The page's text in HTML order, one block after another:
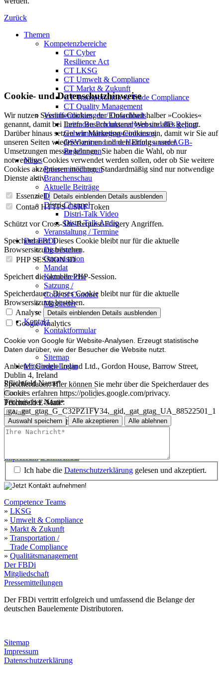
Zurück
Themen
Kompetenzbereiche
CT Cyber
Resilience Act
CT LKSG
CT Umwelt & Compliance
CT Markt & Zukunft
CT Transportation & Trade Compliance
CT Quality Management
Veröffentlichungen / Downloads
Leitfaden Produktanalysen und 8D Report
Geheimhaltungsverein­barung
QSV mit und ohne Haftungs- und AGB-
Regelungen
News
Pressemitteilungen
Branchenschau
Aktuelle Beiträge
Dossier – 20 Jahre FBDi
Distri-Channel
Distri-Talk Video
Distri-Talk Audio
Veranstaltung / Termine
Der FBDi
Distribution
Organisation
Mandat
Kernbereiche
Satzung /
Code of Conduct
Mitglieder
Mitglied werden
Kontakt
Kontaktformular
Impressum
Datenschutz
Sitemap
Mitglieder-Login
PflichtfeldName*
PflichtfeldE-Mail*
PflichtfeldIhre Nachricht *
Ich habe die Datenschutzerklärung gelesen und akzeptiert.
Competence Teams
» LKSG
» Umwelt & Compliance
» Markt & Zukunft
» Transportation /
Trade Compliance
» Qualitätsmanagement
Der FBDi
Mitgliedschaft
Pressemitteilungen
Der FBDi vertritt erfolgreich und umfassend die Belange der
deutschen Bauelemente Distributoren.
Sitemap
Impressum
Datenschutzerklärung
Cookie- und Datenschutzhinweise
Wir nutzen Session-Cookies, der Einfachheit halber »Cookies«
genannt, damit bei Ihrem Besuch unserer Website alles gelingt.
Darüber hinaus setzen wir Marketing-Cookies ein, damit wir Sie auf
unseren Seiten wiedererkennen und den Erfolg unserer
Umsetzungen messen können. Sie haben die Wahl, ob nur
notwendige Cookies verwendet werden sollen, oder ob Sie weitere
Cookies akzeptieren möchten. Standardmäßig sind nur notwendige
Dienste aktiv.
Essenziell Details einblenden Details ausblenden
Contao HTTPS CSRF Token
Schützt vor Cross-Site-Request-Forgery Angriffen.
Speicherdauer:Dieses Cookie bleibt nur für die aktuelle
Browsersitzung bestehen.
PHP SESSION ID
Speichert die aktuelle PHP-Session.
Speicherdauer:Dieses Cookie bleibt nur für die aktuelle
Browsersitzung bestehen.
Analyse
Details einblenden Details ausblenden
Google Analytics
Cookie von Google für Website-Analysen. Erzeugt statistische
Daten darüber, wie der Besucher die Website nutzt.
Anbieter:Google Ireland Ltd., Gordon House, Barrow Street,
Dublin 4, Ireland
Speicherdauer:Hier können Sie mehr über die Speicherdauer des
Cookies erfahren https://policies.google.com/privacy.
Technischer Name:
_ga,_gat_gtag_G_C32PZ1FV34,_gid,_gat_gtag_UA_88522501_1
Auswahl speichern Alle akzeptieren Alle ablehnen
Impressum Datenschutz